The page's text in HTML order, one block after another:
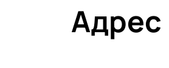
Адрес